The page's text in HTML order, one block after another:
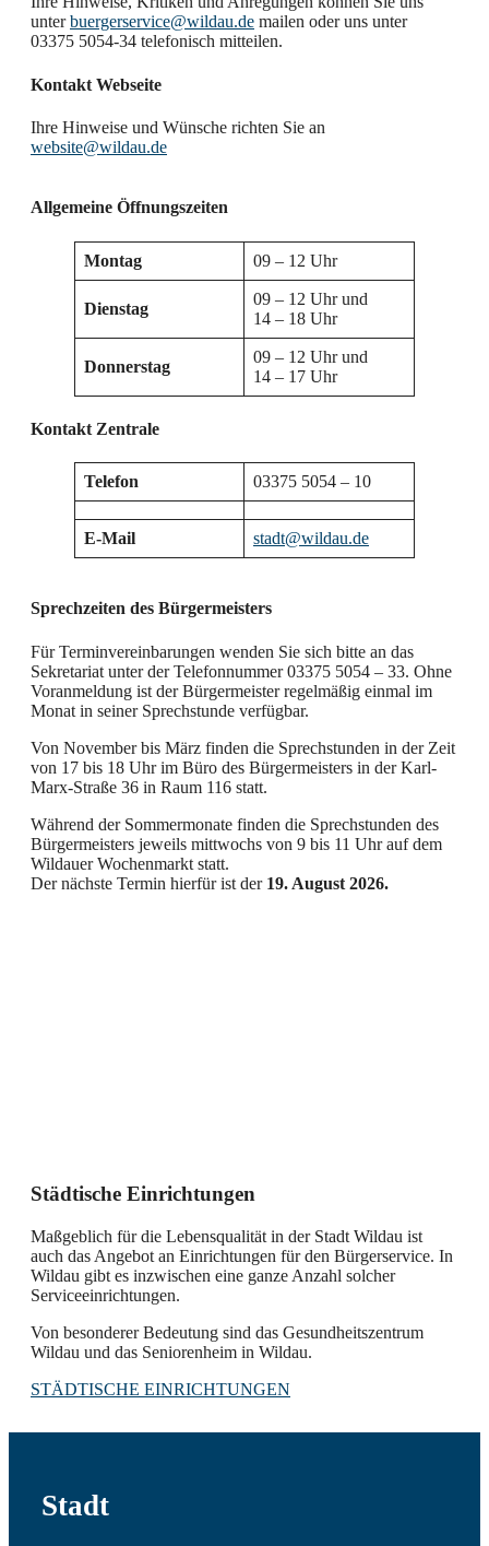
unterbuergerservice@wildau.de mailen oder uns unter
03375 5054-34 telefonisch mitteilen.
Kontakt Webseite
Ihre Hinweise und Wünsche richten Sie an
website@wildau.de
Allgemeine Öffnungszeiten
Montag 09 – 12 Uhr
Dienstag
09 – 12 Uhr und
14 – 18 Uhr
Donnerstag
09 – 12 Uhr und
14 – 17 Uhr
Kontakt Zentrale
Telefon 03375 5054 – 10
E-Mail stadt@wildau.de
Sprechzeiten des Bürgermeisters
Für Terminvereinbarungen wenden Sie sich bitte an das
Sekretariat unter der Telefonnummer 03375 5054 – 33. Ohne
Voranmeldung ist der Bürgermeister regelmäßig einmal im
Monat in seiner Sprechstunde verfügbar.
Von November bis März finden die Sprechstunden in der Zeit
von 17 bis 18 Uhr im Büro des Bürgermeisters in der Karl-
Marx-Straße 36 in Raum 116 statt.
Während der Sommermonate finden die Sprechstunden des
Bürgermeisters jeweils mittwochs von 9 bis 11 Uhr auf dem
Wildauer Wochenmarkt statt.
Der nächste Termin hierfür ist der 19. August 2026.
Städtische Einrichtungen
Maßgeblich für die Lebensqualität in der Stadt Wildau ist
auch das Angebot an Einrichtungen für den Bürgerservice. In
Wildau gibt es inzwischen eine ganze Anzahl solcher
Serviceeinrichtungen.
Von besonderer Bedeutung sind das Gesundheitszentrum
Wildau und das Seniorenheim in Wildau.
STÄDTISCHE EINRICHTUNGEN
Stadt